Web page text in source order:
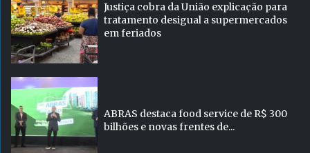
Justiça cobra da União explicação para
tratamento desigual a supermercados
em feriados
ABRAS destaca food service de R$ 300
bilhões e novas frentes de...